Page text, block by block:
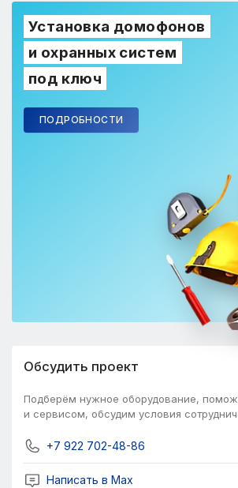
Установка домофонов
и охранных систем
под ключ
ПОДРОБНОСТИ
Обсудить проект
Подберём нужное оборудование,
и сервисом, обсудим условия
+7 922 702-48-86
Написать в Мах